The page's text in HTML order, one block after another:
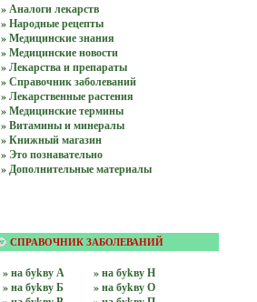
» Аналоги лекарств
» Народные рецепты
» Медицинские знания
» Медицинские новости
» Лекарства и препараты
» Справочник заболеваний
» Лекарственные растения
» Медицинские термины
» Витамины и минералы
» Книжный магазин
» Это познавательно
» Дополнительные материалы
СПРАВОЧНИК ЗАБОЛЕВАНИЙ
» на буkву А
» на буkву Б
» на буkву Н
» на буkву О